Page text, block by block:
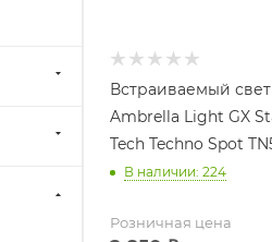
Встраиваемый
Ambrella Light GX
Tech Techno Spot
В наличии: 224
Розничная цена